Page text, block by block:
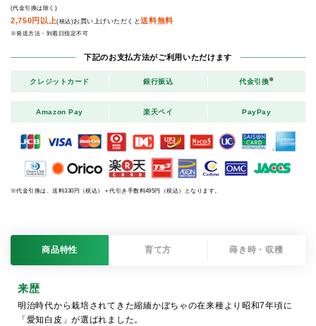
(代金引換は除く)
2,750円以上(税込)お買い上げいただくと送料無料
※発送方法・到着日指定不可
下記のお支払方法がご利用いただけます
クレジットカード 銀行振込 代金引換※
Amazon Pay 楽天ペイ PayPay
※代金引換は、送料330円（税込）＋代引き手数料495円（税込）となります。
商品特性 育て方 蒔き時・収穫
来歴
明治時代から栽培されてきた縮緬かぼちゃの在来種より昭和7年頃に
「愛知白皮」が選ばれました。